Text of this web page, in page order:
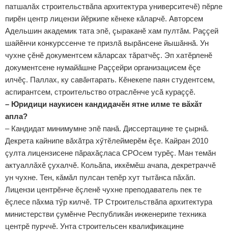
патшалăх строительствăпа архитектура университечӗ) пӗрле
пирӗн центр лицензи йӗркипе кӗнеке кăларчӗ. Авторсем
Адельшин академик тата эпӗ, çыраканӗ хам пултăм. Раççей
шайӗнчи конкурссенче те призлă вырăнсене йышăннă. Ун
чухне çӗнӗ документсем кăларсах тăратчӗç. Эп хатӗрленӗ
документсене нумайăшне Раççейри организацисем ӗçе
илчӗç. Паллах, ку савăнтарать. Кӗнекепе паян студентсем,
аспирантсем, строительство отраслӗнче усă кураççӗ.
– Юридици наукисен кандидачӗн ятне илме те вăхăт
апла?
– Кандидат минимумне эпӗ панă. Диссертацине те çырнă.
Декрета кайнипе вăхăтра хӳтӗлеймерӗм ӗçе. Кайран 2010
çулта лицензисене пăрахăçласа СРОсем турӗç. Ман темăн
актуаллăхӗ çухалчӗ. Кольăпа, иккӗмӗш ачапа, декретраччӗ
ун чухне. Тен, кăмăл пулсан тепӗр хут тытăнса пăхăп.
Лицензи центрӗнче ӗçленӗ чухне преподаватель пек те
ӗçлесе пăхма тӳр килчӗ. ТР Строительствăпа архитектура
министерстви çумӗнче Республикăн инженерипе техника
центрӗ пурччӗ. Унта строительсен квалификацине